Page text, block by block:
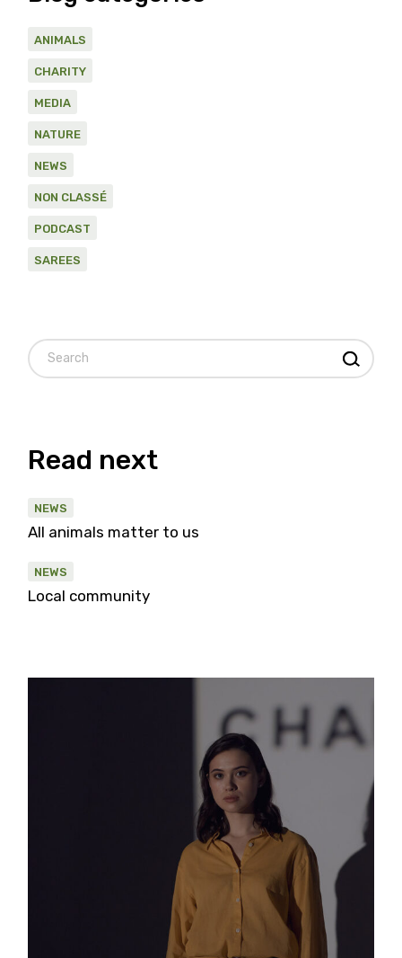
ANIMALS
CHARITY
MEDIA
NATURE
NEWS
NON CLASSÉ
PODCAST
SAREES
Read next
NEWS
All animals matter to us
NEWS
Local community